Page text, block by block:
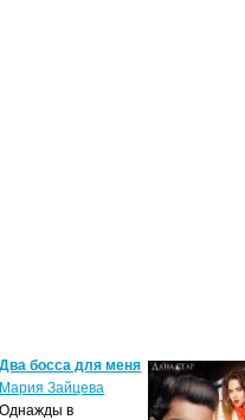
Два босса для меня
Мария Зайцева
Однажды в